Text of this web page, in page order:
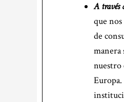
A través
que
de
manera
nuestro